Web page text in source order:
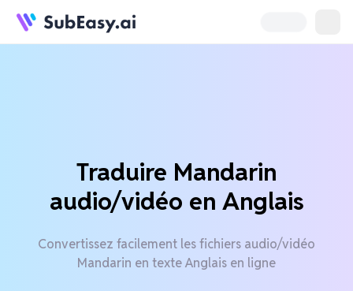
Traduire Mandarin
audio/vidéo en Anglais
Convertissez facilement les fichiers audio/vidéo
Mandarin en texte Anglais en ligne